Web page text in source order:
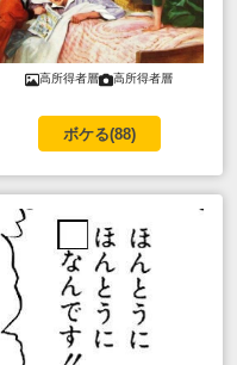
高所得者層 高所得者層
ボケる(88)